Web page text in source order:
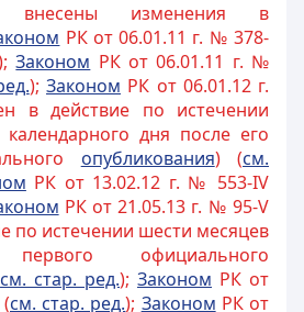
внесены изменения в
РК от 06.01.11 г. № 378-
Законом РК от 06.01.11 г. №
); Законом РК от 06.01.12 г.
в действие по истечении
дня после его
опубликования) (см.
РК от 13.02.12 г. № 553-IV
РК от 21.05.13 г. № 95-V
по истечении шести месяцев
официального
см. стар. ред.); Законом РК от
см. стар. ред.); Законом РК от